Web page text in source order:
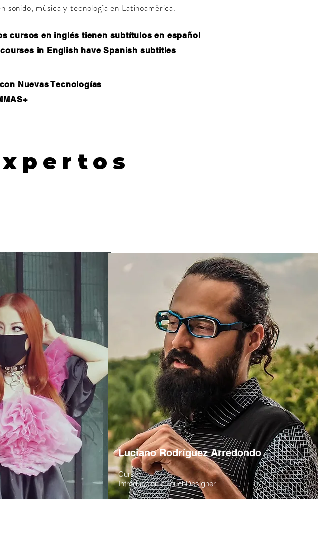
sonido, música y tecnología en Latinoamérica.
cursos en inglés tienen subtítulos en español
in English have Spanish subtitles
Nuevas Tecnologías
Luciano Rodríguez Arredondo
Curso:
Introducción a TouchDesigner